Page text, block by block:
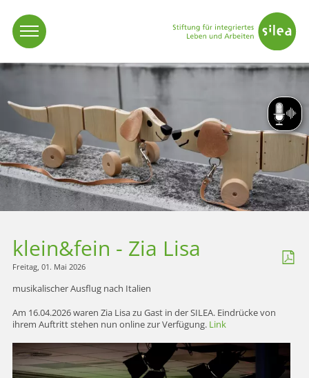
klein&fein - Zia Lisa
Freitag, 01. Mai 2026
musikalischer Ausflug nach Italien
Am 16.04.2026 waren Zia Lisa zu Gast in der SILEA. Eindrücke von
ihrem Auftritt stehen nun online zur Verfügung. Link
Vorlesen